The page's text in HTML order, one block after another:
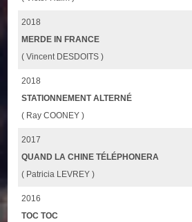
2018
MERDE IN FRANCE
( Vincent DESDOITS )
2018
STATIONNEMENT ALTERNÉ
( Ray COONEY )
2017
QUAND LA CHINE TÉLÉPHONERA
( Patricia LEVREY )
2016
TOC TOC